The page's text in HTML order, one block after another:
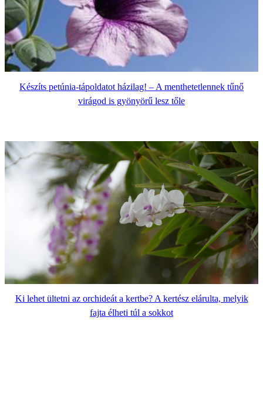
Készíts petúnia-tápoldatot házilag! – A menthetetlennek tűnő
virágod is gyönyörű lesz tőle
Ki lehet ültetni az orchideát a kertbe? A kertész elárulta, melyik
fajta élheti túl a sokkot